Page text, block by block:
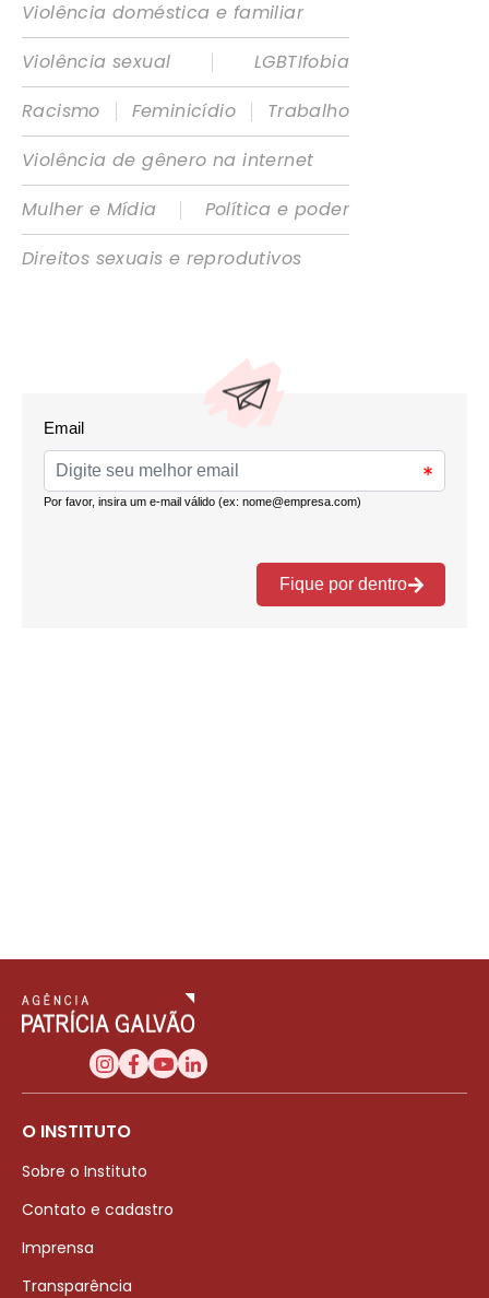
Violência doméstica e familiar
Violência sexual
|
LGBTIfobia
Racismo
| Feminicídio |
Trabalho
Violência de gênero na internet
Mulher e Mídia
|
Política e poder
Direitos sexuais e reprodutivos
O INSTITUTO
Sobre o Instituto
Contato e cadastro
Imprensa
Transparência